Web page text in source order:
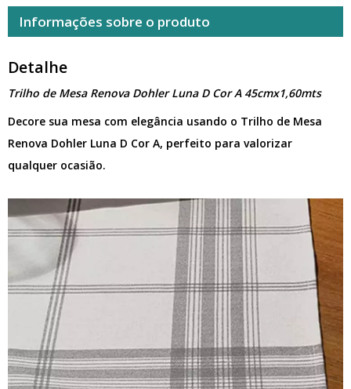
Informações sobre o produto
Detalhe
Trilho de Mesa Renova Dohler Luna D Cor A 45cmx1,60mts
Decore sua mesa com elegância usando o Trilho de Mesa
Renova Dohler Luna D Cor A, perfeito para valorizar
qualquer ocasião.